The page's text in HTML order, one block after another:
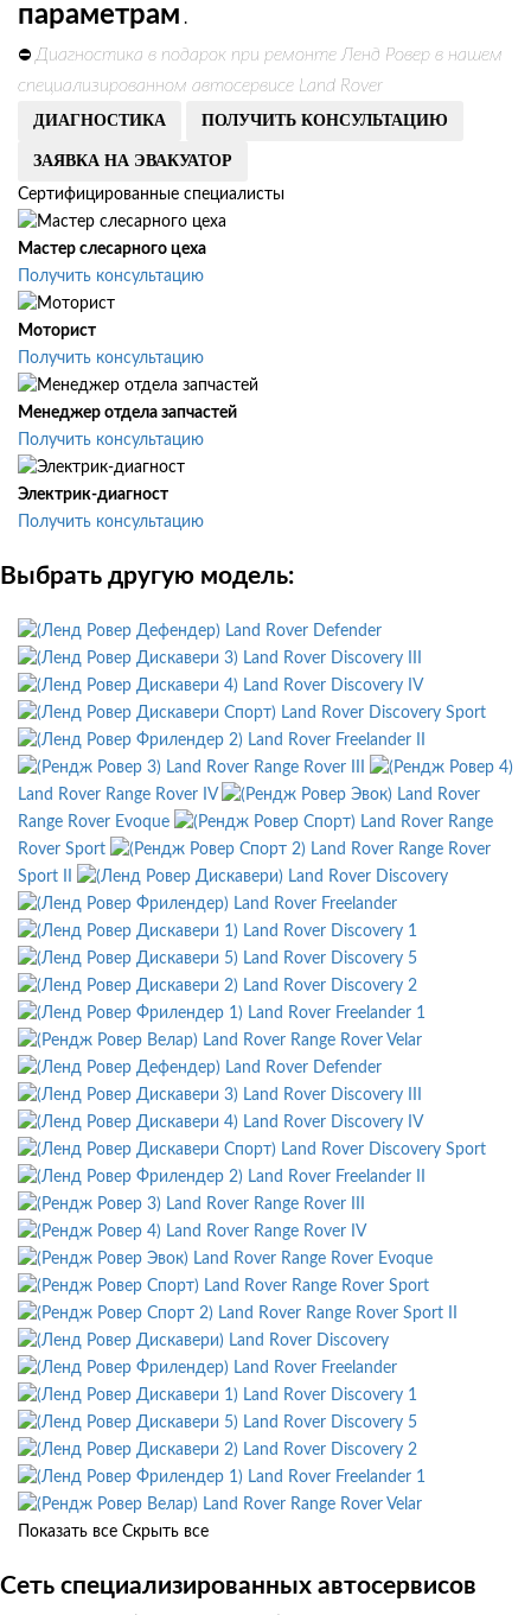
параметрам .
⛔ Диагностика в подарок при ремонте Ленд Ровер в нашем
специализированном автосервисе Land Rover
ДИАГНОСТИКА ПОЛУЧИТЬ КОНСУЛЬТАЦИЮ
ЗАЯВКА НА ЭВАКУАТОР
Сертифицированные специалисты
Мастер слесарного цеха
Получить консультацию
Моторист
Получить консультацию
Менеджер отдела запчастей
Получить консультацию
Электрик-диагност
Получить консультацию
Выбрать другую модель:
Land Rover Defender
Land Rover Discovery III
Land Rover Discovery IV
Land Rover Discovery Sport
Land Rover Freelander II
Land Rover Range Rover III
Land Rover Range Rover IV
Land Rover
Range Rover Evoque
Land Rover Range
Rover Sport
Land Rover Range Rover
Sport II
Land Rover Discovery
Land Rover Freelander
Land Rover Discovery 1
Land Rover Discovery 5
Land Rover Discovery 2
Land Rover Freelander 1
Land Rover Range Rover Velar
Land Rover Defender
Land Rover Discovery III
Land Rover Discovery IV
Land Rover Discovery Sport
Land Rover Freelander II
Land Rover Range Rover III
Land Rover Range Rover IV
Land Rover Range Rover Evoque
Land Rover Range Rover Sport
Land Rover Range Rover Sport II
Land Rover Discovery
Land Rover Freelander
Land Rover Discovery 1
Land Rover Discovery 5
Land Rover Discovery 2
Land Rover Freelander 1
Land Rover Range Rover Velar
Показать все Скрыть все
Сеть специализированных автосервисов